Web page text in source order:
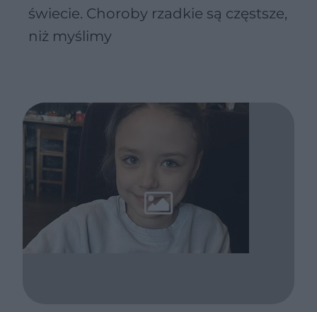
świecie. Choroby rzadkie są częstsze,
niż myślimy